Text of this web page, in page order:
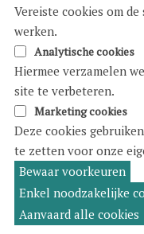
Rebelle |
Folder: Herken
Rebelle wil meer
van vrouwenhart.
anders klopt,
leven kosten.
dat vrouwen de
kunnen
Vereiste cookies om
werken.
Analytische cookies
Hiermee verzamelen
site te verbeteren.
Marketing cookies
Deze cookies
te zetten voor onze
Bewaar voorkeuren
Enkel noodzakelijke
Aanvaard alle cookies